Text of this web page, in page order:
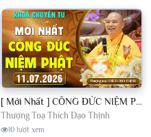
[ Mới Nhất ] CÔNG ĐỨC NIỆM PHẬT - Khoá Chuyên Tu Chùa Khai Nguyên 11/07/2026 | TT. Thích Đạo Thịnh
Thượng Toạ Thích Đạo Thịnh
10 lượt xem